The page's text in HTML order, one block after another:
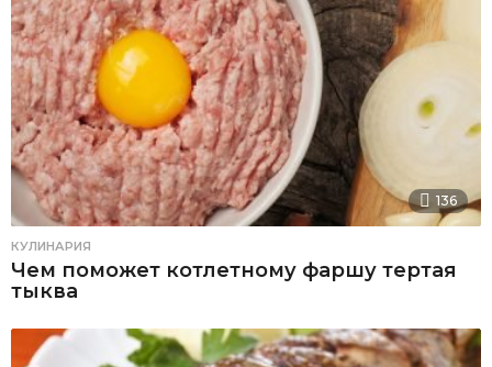
136
КУЛИНАРИЯ
Чем поможет котлетному фаршу тертая
тыква